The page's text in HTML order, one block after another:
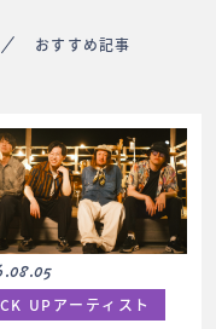
おすすめ記事
UPアーティスト